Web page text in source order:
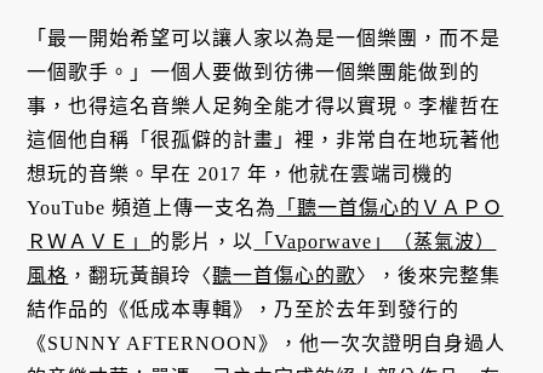
「最一開始希望可以讓人家以為是一個樂團，而不是
一個歌手。」一個人要做到彷彿一個樂團能做到的
事，也得這名音樂人足夠全能才得以實現。李權哲在
這個他自稱「很孤僻的計畫」裡，非常自在地玩著他
想玩的音樂。早在 2017 年，他就在雲端司機的
YouTube 頻道上傳一支名為
「聽一首傷心的ＶＡＰＯ
ＲＷＡＶＥ」 的影片，以
「Vaporwave」（蒸氣波）
風格 ，翻玩黃韻玲〈聽一首傷心的歌〉，後來完整集
結作品的《低成本專輯》，乃至於去年到發行的
《SUNNY AFTERNOON》，他一次次證明自身過人